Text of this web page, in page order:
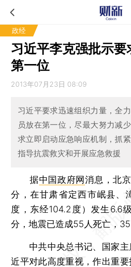
政经
习近平李克强批示
第一位
2013年07月23日 08:09
习近平要求迅速组织力量，全
员放在第一位，尽最大努力减
求立即启动应急响应机制，抓
指导抗震救灾和开展应急救援
据中国政府网消息，北
分，在甘肃省定西市岷县、
度，东经104.2度）发生6.6
分，地震已造成55人死亡，
中共中央总书记、国家主
近平对此高度重视，作出重